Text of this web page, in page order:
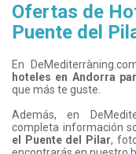
Ofertas de
Puente del
En
hoteles en Andorra
que más te guste.
Además, en
completa información
el Puente del Pilar,